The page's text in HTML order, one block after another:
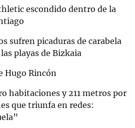
escondido dentro de la
sufren picaduras de carabela
playas de Bizkaia
Hugo Rincón
habitaciones y 211 metros por
que triunfa en redes: